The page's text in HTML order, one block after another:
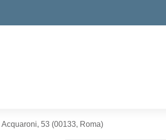
Acquaroni, 53 (00133, Roma)